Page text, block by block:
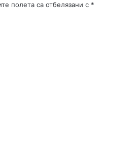
полета са отбелязани с *